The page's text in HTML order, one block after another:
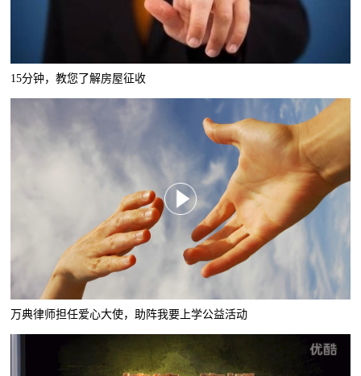
15分钟，教您了解房屋征收
万典律师担任爱心大使，助阵我要上学公益活动